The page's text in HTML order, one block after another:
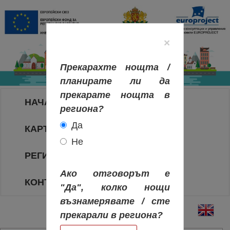
НАЧАЛО
КАРТА НА РЕГИОНИТЕ
РЕГИОНИ
КОНТАКТИ
×
Прекарахте нощта /
планирате ли да
прекарате нощта в
региона?
Да
Не
Ако отговорът е
"Да", колко нощи
възнамерявате / сте
прекарали в региона?